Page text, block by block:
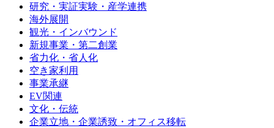
研究・実証実験・産学連携
海外展開
観光・インバウンド
新規事業・第二創業
省力化・省人化
空き家利用
事業承継
EV関連
文化・伝統
企業立地・企業誘致・オフィス移転